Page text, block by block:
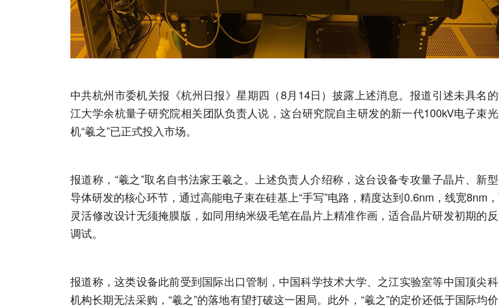
中共杭州市委机关报《杭州日报》星期四（8月14日）披露上述消息。报道引述未具名
江大学余杭量子研究院相关团队负责人说，这台研究院自主研发的新一代100kV电子束
机“羲之”已正式投入市场。
报道称，“羲之”取名自书法家王羲之。上述负责人介绍称，这台设备专攻量子晶片、新
导体研发的核心环节，通过高能电子束在硅基上“手写”电路，精度达到0.6nm，线宽8nm
灵活修改设计无须掩膜版，如同用纳米级毛笔在晶片上精准作画，适合晶片研发初期的
调试。
报道称，这类设备此前受到国际出口管制，中国科学技术大学、之江实验室等中国顶尖
机构长期无法采购，“羲之”的落地有望打破这一困局。此外，“羲之”的定价还低于国际均价